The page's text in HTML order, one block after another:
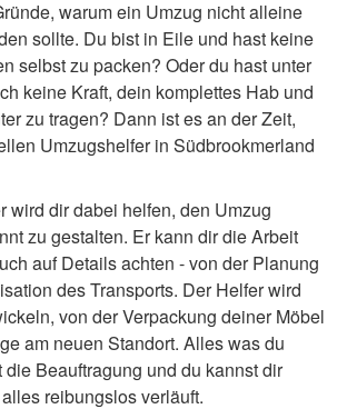
warum ein Umzug nicht alleine
sollte. Du bist in Eile und hast keine
selbst zu packen? Oder du hast unter
keine Kraft, dein komplettes Hab und
zu tragen? Dann ist es an der Zeit,
Umzugshelfer in Südbrookmerland
wird dir dabei helfen, den Umzug
zu gestalten. Er kann dir die Arbeit
auf Details achten - von der Planung
des Transports. Der Helfer wird
von der Verpackung deiner Möbel
am neuen Standort. Alles was du
die Beauftragung und du kannst dir
reibungslos verläuft.